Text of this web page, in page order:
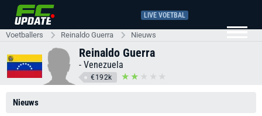
LIVE VOETBAL
Voetballers Reinaldo Guerra Nieuws
Reinaldo Guerra
- Venezuela
€192k
Nieuws